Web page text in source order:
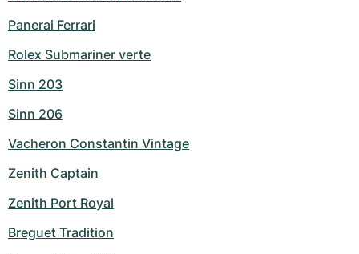
Panerai Ferrari
Rolex Submariner verte
Sinn 203
Sinn 206
Vacheron Constantin Vintage
Zenith Captain
Zenith Port Royal
Breguet Tradition